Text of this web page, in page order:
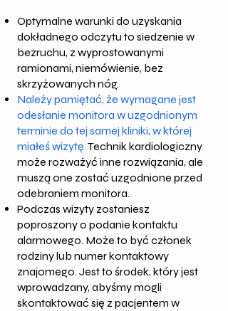
Optymalne warunki do uzyskania
dokładnego odczytu to siedzenie w
bezruchu, z wyprostowanymi
ramionami, niemówienie, bez
skrzyżowanych nóg.
Należy pamiętać, że wymagane jest
odesłanie monitora w uzgodnionym
terminie do tej samej kliniki, w której
miałeś wizytę.Technik kardiologiczny
może rozważyć inne rozwiązania, ale
muszą one zostać uzgodnione przed
odebraniem monitora.
Podczas wizyty zostaniesz
poproszony o podanie kontaktu
alarmowego. Może to być członek
rodziny lub numer kontaktowy
znajomego. Jest to środek, który jest
wprowadzany, abyśmy mogli
skontaktować się z pacjentem w